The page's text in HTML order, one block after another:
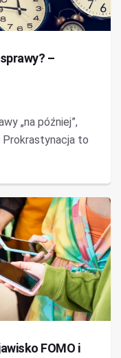
–
„na później”,
Prokrastynacja to
FOMO i